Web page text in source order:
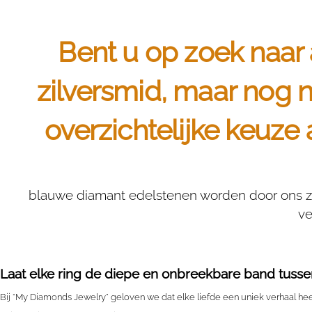
Bent u op zoek
zilversmid, maar nog
overzichtelijke keuze
blauwe diamant edelstenen worden door ons
Laat elke ring de diepe en onbreekbare band
Bij “My Diamonds Jewelry” geloven we dat elke liefde een uniek verhaal